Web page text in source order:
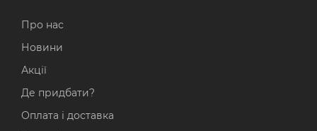
Про нас
Новини
Акції
Де придбати?
Оплата і доставка